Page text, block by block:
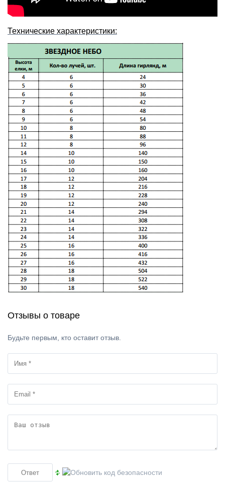
Технические характеристики:
Отзывы о товаре
Будьте первым, кто оставит отзыв.